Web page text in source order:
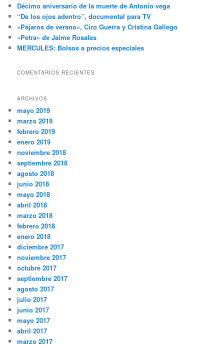
r
Décimo aniversario de la muerte de Antonio vega
“De los ojos adentro”, documental para TV
«Pájaros de verano», Ciro Guerra y Cristina Gallego
«Petra» de Jaime Rosales
MERCULES: Bolsos a precios especiales
COMENTARIOS RECIENTES
ARCHIVOS
mayo 2019
marzo 2019
febrero 2019
enero 2019
noviembre 2018
septiembre 2018
agosto 2018
junio 2018
mayo 2018
abril 2018
marzo 2018
febrero 2018
enero 2018
diciembre 2017
noviembre 2017
octubre 2017
septiembre 2017
agosto 2017
julio 2017
junio 2017
mayo 2017
abril 2017
marzo 2017